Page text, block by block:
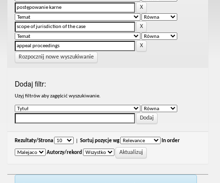
Rozpocznij nowe wyszukiwanie
Dodaj filtr:
Uzyj filtrów aby zagęścić wyszukiwanie.
Rezultaty/Strona Sortuj pozycje wg In order
Autorzy/rekord